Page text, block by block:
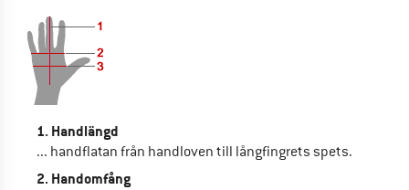
1. Handlängd
... handflatan från handloven till långfingrets spets.
2. Handomfång